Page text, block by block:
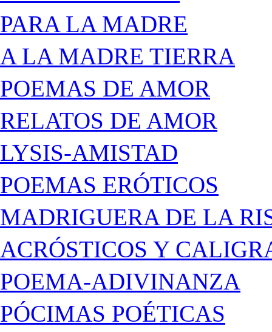
PARA LA MADRE
A LA MADRE TIERRA
POEMAS DE AMOR
RELATOS DE AMOR
LYSIS-AMISTAD
POEMAS ERÓTICOS
MADRIGUERA DE LA
ACRÓSTICOS Y
POEMA-ADIVINANZA
PÓCIMAS POÉTICAS